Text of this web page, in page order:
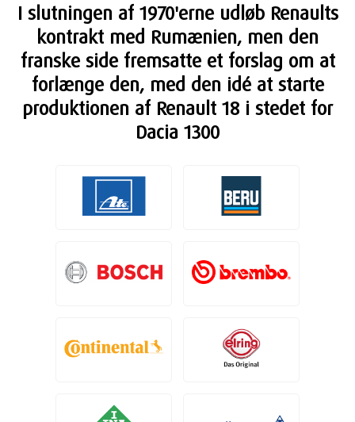
I slutningen af 1970'erne udløb Renaults
kontrakt med Rumænien, men den
franske side fremsatte et forslag om at
forlænge den, med den idé at starte
produktionen af Renault 18 i stedet for
Dacia 1300